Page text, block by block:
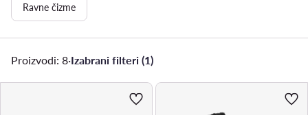
Ravne čizme
Proizvodi: 8·Izabrani filteri (1)